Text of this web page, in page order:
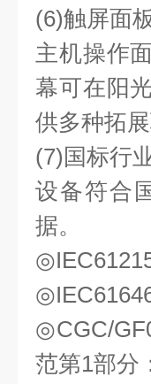
(6)触屏⾯
主机操作
幕可在阳
供多种拓展
(7)国标⾏
设备符合
据。
◎CGC/
范第1部分